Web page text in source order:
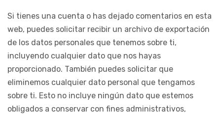
Si tienes una cuenta o has dejado comentarios en esta
web, puedes solicitar recibir un archivo de exportación
de los datos personales que tenemos sobre ti,
incluyendo cualquier dato que nos hayas
proporcionado. También puedes solicitar que
eliminemos cualquier dato personal que tengamos
sobre ti. Esto no incluye ningún dato que estemos
obligados a conservar con fines administrativos,